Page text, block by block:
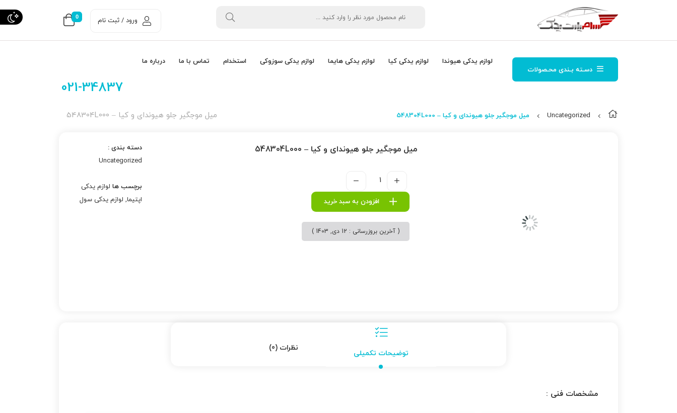
0 ورود / ثبت نام
دسـته بـندی محـصولات
لوازم یدکی هیوندا لوازم یدکی کیا لوازم یدکی هایما لوازم یدکی سوزوکی استخدام تماس با ما درباره ما
021-34837
ميل موجگير جلو هیوندای و کیا – 548304L000 Uncategorized ميل موجگير جلو هیوندای و کیا – 548304L000
ميل موجگير جلو هیوندای و کیا – 548304L000
افزودن به سبد خرید
( آخرین بروزرسانی : 12 دی, 1403 )
دسته بندی :
Uncategorized
برچسب ها لوازم یدکی
اپتیما, لوازم یدکی سول
توضیحات تکمیلی
نظرات (0)
مشخصات فنی :